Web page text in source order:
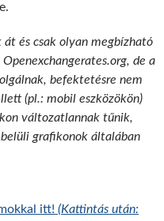
és csak olyan megbízható
de a
befektetésre nem
(pl.: mobil eszközökön)
változatlannak tűnik,
grafikonok általában
itt! (Kattintás után: